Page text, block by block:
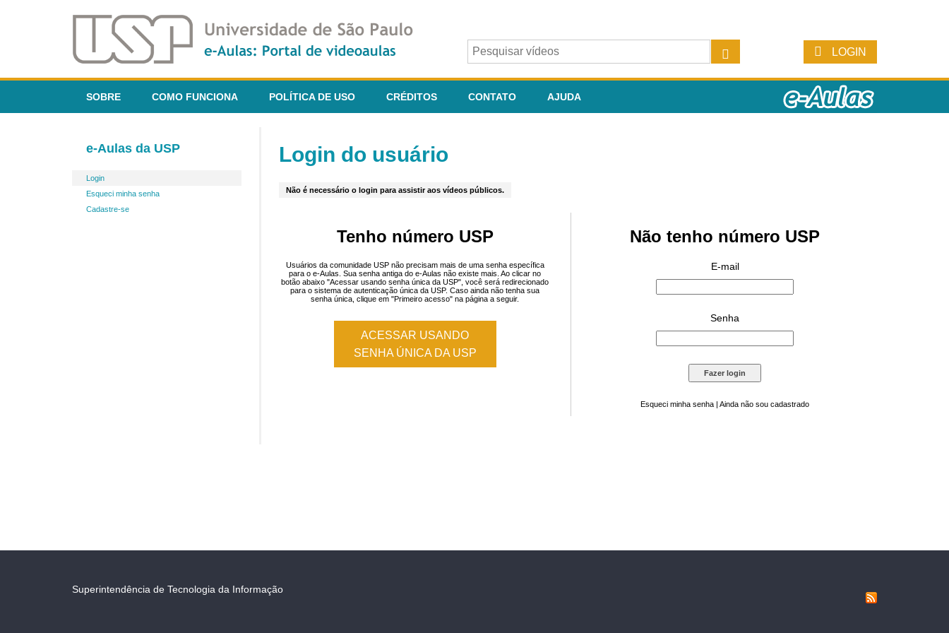
LOGIN
SOBRE COMO FUNCIONA POLÍTICA DE USO CRÉDITOS CONTATO AJUDA
e-Aulas da USP
Login
Esqueci minha senha
Cadastre-se
Login do usuário
Não é necessário o login para assistir aos vídeos públicos.
Tenho número USP
Usuários da comunidade USP não precisam mais de uma senha específica
para o e-Aulas. Sua senha antiga do e-Aulas não existe mais. Ao clicar no
botão abaixo "Acessar usando senha única da USP", você será redirecionado
para o sistema de autenticação única da USP. Caso ainda não tenha sua
senha única, clique em "Primeiro acesso" na página a seguir.
ACESSAR USANDO
SENHA ÚNICA DA USP
Não tenho número USP
E-mail
Senha
Esqueci minha senha | Ainda não sou cadastrado
Superintendência de Tecnologia da Informação